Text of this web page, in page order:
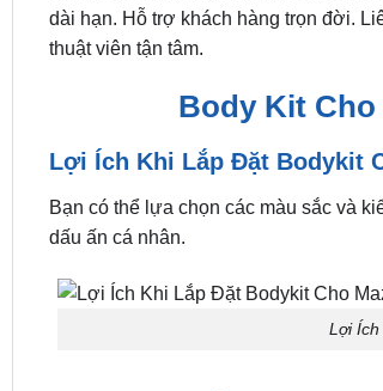
dài hạn. Hỗ trợ khách hàng trọn đời.
thuật viên tận tâm.
Body Kit Cho
Lợi Ích Khi Lắp Đặt Bodykit
Bạn có thể lựa chọn các màu sắc và
dấu ấn cá nhân.
Lợi